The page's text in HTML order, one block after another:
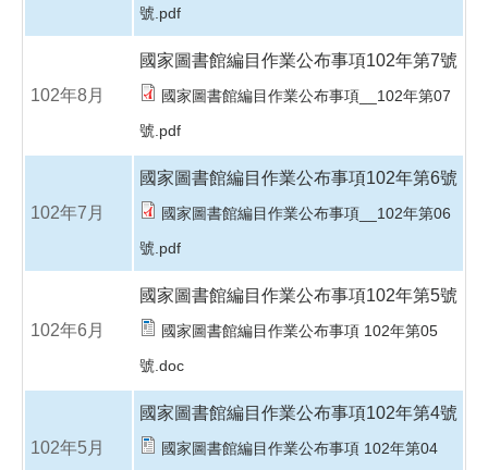
號.pdf
102年8月
國家圖書館編目作業公布事項102年第7號
國家圖書館編目作業公布事項__102年第07
號.pdf
102年7月
國家圖書館編目作業公布事項102年第6號
國家圖書館編目作業公布事項__102年第06
號.pdf
102年6月
國家圖書館編目作業公布事項102年第5號
國家圖書館編目作業公布事項 102年第05
號.doc
102年5月
國家圖書館編目作業公布事項102年第4號
國家圖書館編目作業公布事項 102年第04